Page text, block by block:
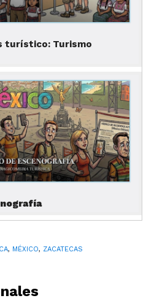
turístico: Turismo
, MÉXICO, ZACATECAS